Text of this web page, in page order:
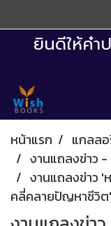
ยินดีให้คำ
หน้าแรก
แกลล
งานแถลงข่าว
งานแถลงข่าว
คลี่คลายปัญหาชีวิต'